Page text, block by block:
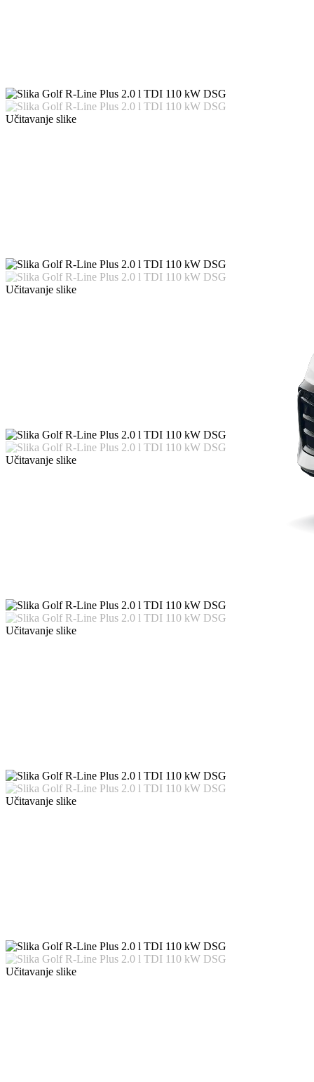
Učitavanje slike
Učitavanje slike
Učitavanje slike
Učitavanje slike
Učitavanje slike
Učitavanje slike